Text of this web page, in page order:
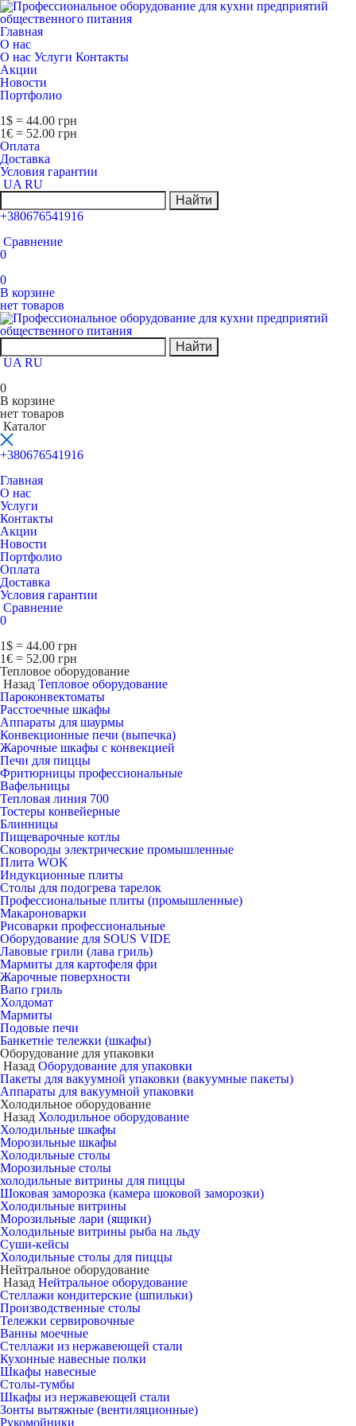
Главная
О нас
О нас Услуги Контакты
Акции
Новости
Портфолио
1$ = 44.00 грн
1€ = 52.00 грн
Оплата
Доставка
Условия гарантии
UA RU
Найти
+380676541916
Сравнение
0
0
В корзине
нет товаров
Найти
UA RU
0
В корзине
нет товаров
Каталог
+380676541916
Главная
О нас
Услуги
Контакты
Акции
Новости
Портфолио
Оплата
Доставка
Условия гарантии
Сравнение
0
1$ = 44.00 грн
1€ = 52.00 грн
Тепловое оборудование
Назад Тепловое оборудование
Пароконвектоматы
Расcтоечные шкафы
Аппараты для шаурмы
Конвекционные печи (выпечка)
Жарочные шкафы с конвекцией
Печи для пиццы
Фритюрницы профессиональные
Вафельницы
Тепловая линия 700
Тостеры конвейерные
Блинницы
Пищеварочные котлы
Сковороды электрические промышленные
Плита WOK
Индукционные плиты
Столы для подогрева тарелок
Профессиональные плиты (промышленные)
Макароноварки
Рисоварки профессиональные
Оборудование для SOUS VIDE
Лавовые грили (лава гриль)
Мармиты для картофеля фри
Жарочные поверхности
Вапо гриль
Холдомат
Мармиты
Подовые печи
Банкетніе тележки (шкафы)
Оборудование для упаковки
Назад Оборудование для упаковки
Пакеты для вакуумной упаковки (вакуумные пакеты)
Аппараты для вакуумной упаковки
Холодильное оборудование
Назад Холодильное оборудование
Холодильные шкафы
Морозильные шкафы
Холодильные столы
Морозильные столы
холодильные витрины для пиццы
Шоковая заморозка (камера шоковой заморозки)
Холодильные витрины
Морозильные лари (ящики)
Холодильные витрины рыба на льду
Суши-кейсы
Холодильные столы для пиццы
Нейтральное оборудование
Назад Нейтральное оборудование
Стеллажи кондитерские (шпильки)
Производственные столы
Тележки сервировочные
Ванны моечные
Стеллажи из нержавеющей стали
Кухонные навесные полки
Шкафы навесные
Столы-тумбы
Шкафы из нержавеющей стали
Зонты вытяжные (вентиляционные)
Рукомойники